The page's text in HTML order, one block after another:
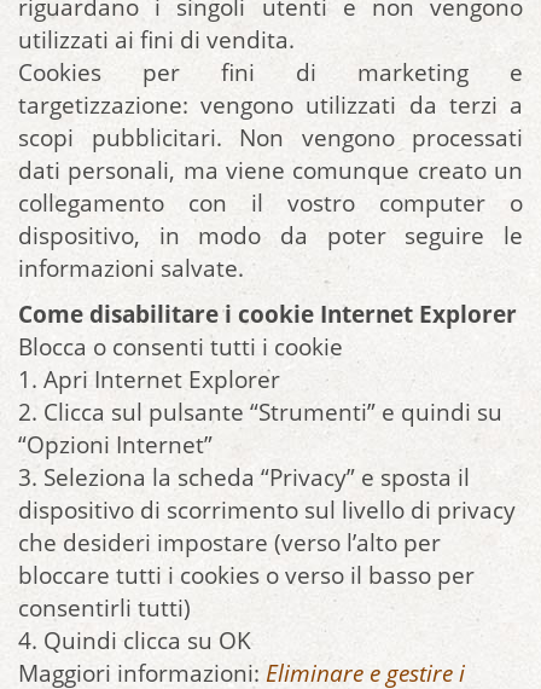
riguardano i singoli utenti e non vengono
utilizzati ai fini di vendita.
Cookies per fini di marketing e
targetizzazione: vengono utilizzati da terzi a
scopi pubblicitari. Non vengono processati
dati personali, ma viene comunque creato un
collegamento con il vostro computer o
dispositivo, in modo da poter seguire le
informazioni salvate.
Come disabilitare i cookie Internet Explorer
Blocca o consenti tutti i cookie
1. Apri Internet Explorer
2. Clicca sul pulsante “Strumenti” e quindi su
“Opzioni Internet”
3. Seleziona la scheda “Privacy” e sposta il
dispositivo di scorrimento sul livello di privacy
che desideri impostare (verso l’alto per
bloccare tutti i cookies o verso il basso per
consentirli tutti)
4. Quindi clicca su OK
Maggiori informazioni: Eliminare e gestire i